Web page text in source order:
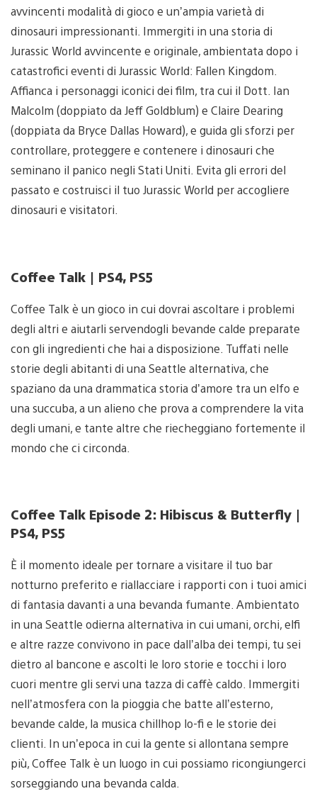
avvincenti modalità di gioco e un’ampia varietà di
dinosauri impressionanti. Immergiti in una storia di
Jurassic World avvincente e originale, ambientata dopo i
catastrofici eventi di Jurassic World: Fallen Kingdom.
Affianca i personaggi iconici dei film, tra cui il Dott. Ian
Malcolm (doppiato da Jeff Goldblum) e Claire Dearing
(doppiata da Bryce Dallas Howard), e guida gli sforzi per
controllare, proteggere e contenere i dinosauri che
seminano il panico negli Stati Uniti. Evita gli errori del
passato e costruisci il tuo Jurassic World per accogliere
dinosauri e visitatori.
Coffee Talk | PS4, PS5
Coffee Talk è un gioco in cui dovrai ascoltare i problemi
degli altri e aiutarli servendogli bevande calde preparate
con gli ingredienti che hai a disposizione. Tuffati nelle
storie degli abitanti di una Seattle alternativa, che
spaziano da una drammatica storia d’amore tra un elfo e
una succuba, a un alieno che prova a comprendere la vita
degli umani, e tante altre che riecheggiano fortemente il
mondo che ci circonda.
Coffee Talk Episode 2: Hibiscus & Butterfly |
PS4, PS5
È il momento ideale per tornare a visitare il tuo bar
notturno preferito e riallacciare i rapporti con i tuoi amici
di fantasia davanti a una bevanda fumante. Ambientato
in una Seattle odierna alternativa in cui umani, orchi, elfi
e altre razze convivono in pace dall’alba dei tempi, tu sei
dietro al bancone e ascolti le loro storie e tocchi i loro
cuori mentre gli servi una tazza di caffè caldo. Immergiti
nell’atmosfera con la pioggia che batte all’esterno,
bevande calde, la musica chillhop lo-fi e le storie dei
clienti. In un’epoca in cui la gente si allontana sempre
più, Coffee Talk è un luogo in cui possiamo ricongiungerci
sorseggiando una bevanda calda.